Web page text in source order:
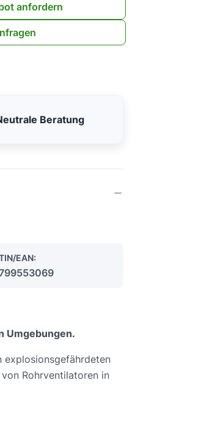
anfordern
Beratung
EAN:
Umgebungen.
explosionsgefährdeten
Rohrventilatoren in